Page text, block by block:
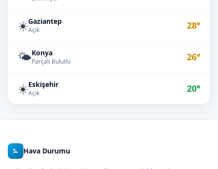
☀️Gaziantep
Açık 28°
🌤️Konya
Parçalı Bulutlu 26°
☀️Eskişehir
Açık 20°
Hava Durumu